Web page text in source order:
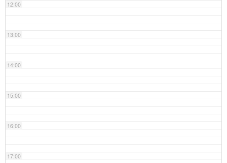
12:00
13:00
14:00
15:00
16:00
17:00